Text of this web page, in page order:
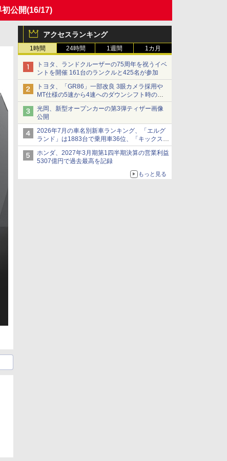
公開(16/17)
アクセスランキング
1時間 24時間 1週間 1カ月
トヨタ、ランドクルーザーの75周年を祝うイベ
ントを開催 161台のランクルと425名が参加
トヨタ、「GR86」一部改良 3眼カメラ採用や
MT仕様の5速から4速へのダウンシフト時の操
作性向上など
光岡、新型オープンカーの第3弾ティザー画像
公開
2026年7月の車名別新車ランキング、「エルグ
ランド」は1883台で乗用車36位、「キックス」
は2591台で27位に
ホンダ、2027年3月期第1四半期決算の営業利益
5307億円で過去最高を記録
もっと見る